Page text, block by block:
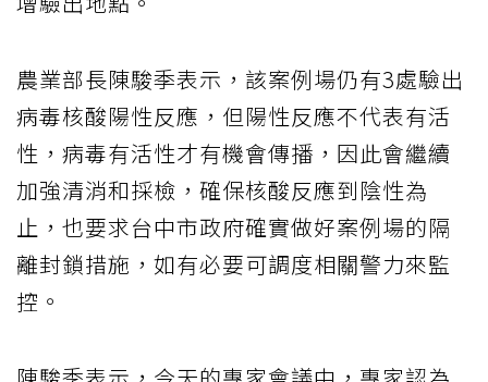
農業部長陳駿季表示，該案例場仍有3處驗出
病毒核酸陽性反應，但陽性反應不代表有活
性，病毒有活性才有機會傳播，因此會繼續
加強清消和採檢，確保核酸反應到陰性為
止，也要求台中市政府確實做好案例場的隔
離封鎖措施，如有必要可調度相關警力來監
控。